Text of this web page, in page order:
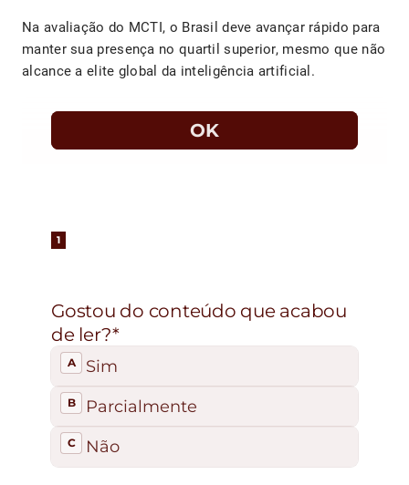
Na avaliação do MCTI, o Brasil deve avançar rápido para
manter sua presença no quartil superior, mesmo que não
alcance a elite global da inteligência artificial.